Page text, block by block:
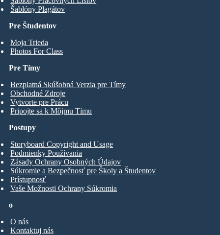
Pre Študentov
Moja Trieda
Photos For Class
Šablóny Plagátov
Pre Tímy
Bezplatná Skúšobná Verzia pre Tímy
Obchodné Zdroje
Vytvorte pre Prácu
Pripojte sa k Môjmu Tímu
o
O nás
Kontaktuj nás
Postupy
Storyboard Copyright and Usage
Podmienky Používania
Zásady Ochrany Osobných Údajov
Súkromie a Bezpečnosť pre Školy a Študentov
Prístupnosť
Vaše Možnosti Ochrany Súkromia